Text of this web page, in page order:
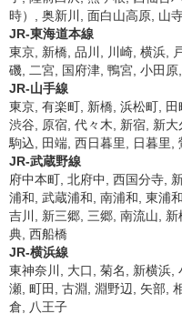
時）, 奥新川, 面白山高原, 山
JR-東海道本線
東京, 新橋, 品川, 川崎, 横浜,
磯, 二宮, 国府津, 鴨宮, 小田
JR-山手線
東京, 有楽町, 新橋, 浜松町,
渋谷, 原宿, 代々木, 新宿, 新
駒込, 田端, 西日暮里, 日暮里,
JR-武蔵野線
府中本町, 北府中, 西国分寺,
浦和, 武蔵浦和, 南浦和, 東浦
吉川, 新三郷, 三郷, 南流山,
典, 西船橋
JR-横浜線
東神奈川, 大口, 菊名, 新横浜,
瀬, 町田, 古淵, 淵野辺, 矢部,
倉, 八王子